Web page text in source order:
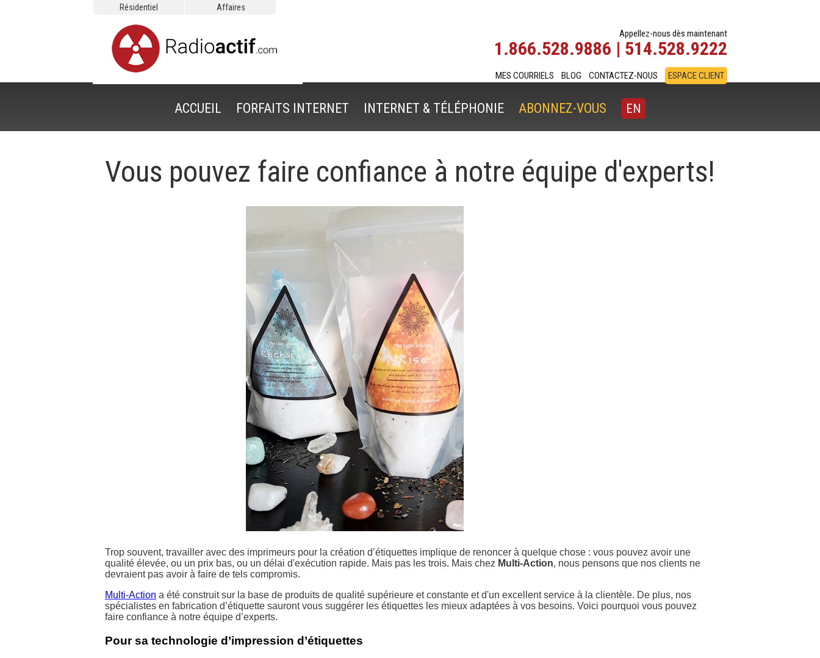
Résidentiel Affaires
Appellez-nous dès maintenant
1.866.528.9886 | 514.528.9222
MES COURRIELS BLOG CONTACTEZ-NOUS ESPACE CLIENT
ACCUEIL FORFAITS INTERNET INTERNET & TÉLÉPHONIE ABONNEZ-VOUS EN
Vous pouvez faire confiance à notre équipe d'experts!
Trop souvent, travailler avec des imprimeurs pour la création d’étiquettes implique de renoncer à quelque chose : vous pouvez avoir une
qualité élevée, ou un prix bas, ou un délai d'exécution rapide. Mais pas les trois. Mais chez Multi-Action, nous pensons que nos clients ne
devraient pas avoir à faire de tels compromis.
Multi-Action a été construit sur la base de produits de qualité supérieure et constante et d'un excellent service à la clientèle. De plus, nos
spécialistes en fabrication d’étiquette sauront vous suggérer les étiquettes les mieux adaptées à vos besoins. Voici pourquoi vous pouvez
faire confiance à notre équipe d’experts.
Pour sa technologie d’impression d’étiquettes